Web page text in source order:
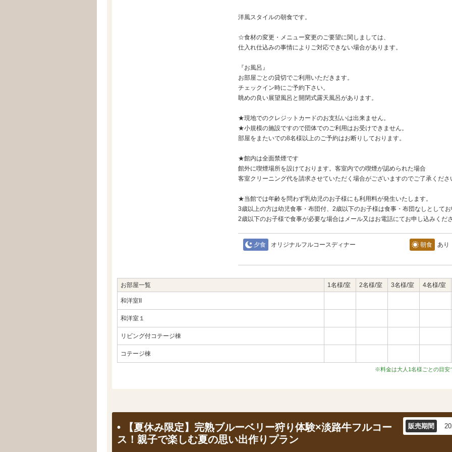
洋風スタイルの朝食です。
☆食材の変更・メニュー変更のご要望に関しましては、
仕入れ仕込みの事情によりご対応できない場合があります。
『お風呂』
お部屋ごとの貸切でご利用いただきます。
チェックイン時にご予約下さい。
眺めの良い展望風呂と開閉式露天風呂があります。
★現地でのクレジットカードのお支払いは出来ません。
★小規模の施設ですので団体でのご利用はお受けできません。
部屋をまたいでの8名様以上のご予約はお断りしております。
★館内は全面禁煙です
館外に喫煙場所を設けております。客室内での喫煙が認められた場合
客室クリーニング代を請求させていただく場合がございますのでご了承くださ
★当館では年齢を問わず乳幼児のお子様にも利用料が発生いたします。
3歳以上の方は幼児食事・布団付、2歳以下のお子様は食事・布団なしとして
2歳以下のお子様で食事が必要な場合はメール又はお電話にてお申し込みくだ
夕食 オリジナルフルコースディナー 朝食 あり
お部屋一覧 1名様/室 2名様/室 3名様/室 4名様/室
和洋室II
和洋室１
リビング付コテージ棟
コテージ棟
※料金は大人1名様ごとの目安
• 【夏休み限定】完熟ブルーベリー狩り体験×淡路牛フルコー
ス！親子で楽しむ夏の思い出作りプラン
販売期間